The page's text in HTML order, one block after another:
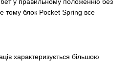
у правильному положенню без
тому блок Pocket Spring все
характеризується більшою